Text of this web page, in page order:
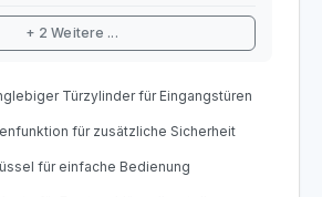
+ 2 Weitere ...
Türzylinder für Eingangstüren
für zusätzliche Sicherheit
für einfache Bedienung